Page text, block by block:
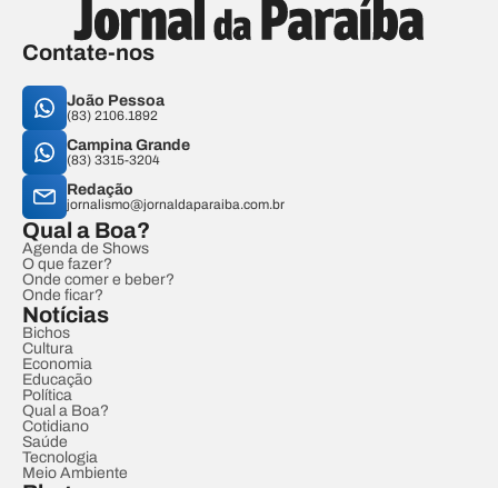
Contate-nos
João Pessoa
(83) 2106.1892
Campina Grande
(83) 3315-3204
Redação
jornalismo@jornaldaparaiba.com.br
Qual a Boa?
Agenda de Shows
O que fazer?
Onde comer e beber?
Onde ficar?
Notícias
Bichos
Cultura
Economia
Educação
Política
Qual a Boa?
Cotidiano
Saúde
Tecnologia
Meio Ambiente